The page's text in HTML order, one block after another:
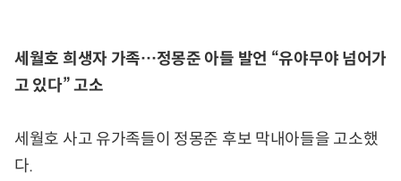
세월호 희생자 가족…정몽준 아들 발언 “유야무야 넘어가
고 있다” 고소
세월호 사고 유가족들이 정몽준 후보 막내아들을 고소했
다.